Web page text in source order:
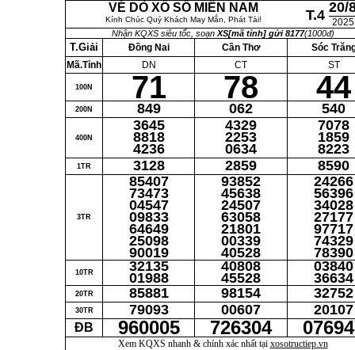
VÉ DÒ XỔ SỐ MIỀN NAM
Kính Chúc Quý Khách May Mắn, Phát Tài! T.4 20/
2025
Nhận KQXS siêu tốc, soạn XS[mã tỉnh] gửi 8177(1000đ)
T.Giải
Mã.Tỉnh
100N
200N
400N
1TR
3TR
10TR
20TR
30TR
ĐB
Đồng Nai
DN
71
849
3645
8818
4236
3128
85407
73473
04547
09833
64649
25098
90019
32135
01988
85881
79093
960005
Cần Thơ
CT
78
062
4329
2253
0634
2859
93852
45638
24507
63058
21801
00339
40528
40808
45528
98154
00607
726304
Sóc
ST
44
540
7078
1859
8223
8590
24266
56396
34028
27177
97717
74329
78390
03840
36634
32752
20107
Xem KQXS nhanh & chính xác nhất tại xosotructiep.vn